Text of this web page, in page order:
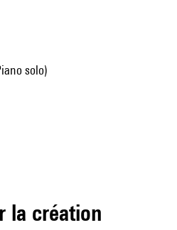
solo)
la création